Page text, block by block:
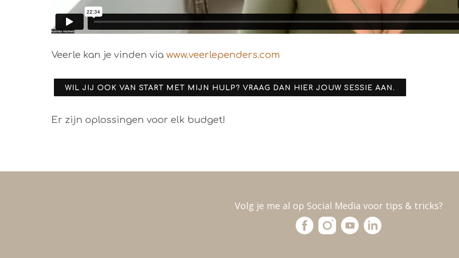
Veerle kan je vinden via www.veerlependers.com
WIL JIJ OOK VAN START MET MIJN HULP? VRAAG DAN HIER JOUW SESSIE AAN.
Er zijn oplossingen voor elk budget!
Volg je me al op Social Media voor tips & tricks?